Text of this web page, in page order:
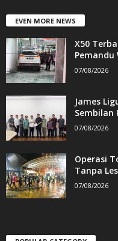
EVEN MORE NEWS
X50
Pemandu
07/08/2026
James
Sembilan
07/08/2026
Operasi
Tanpa
07/08/2026